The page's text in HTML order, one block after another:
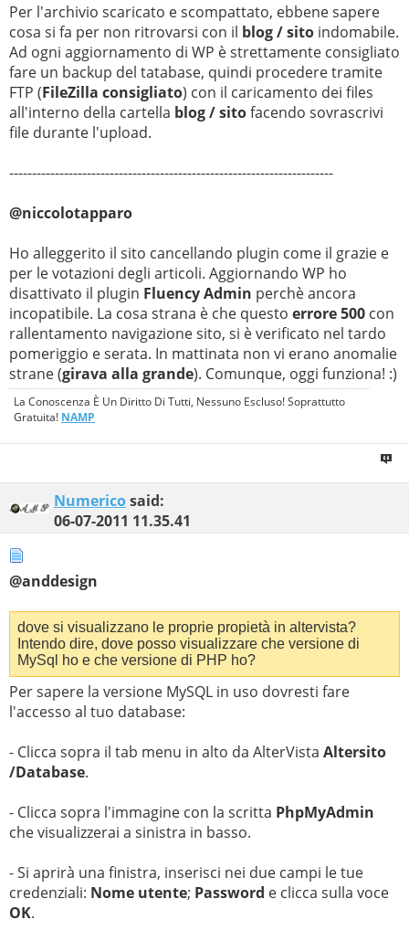
Per l'archivio scaricato e scompattato, ebbene sapere
cosa si fa per non ritrovarsi con il blog / sito indomabile.
Ad ogni aggiornamento di WP è strettamente consigliato
fare un backup del tatabase, quindi procedere tramite
FTP (FileZilla consigliato) con il caricamento dei files
all'interno della cartella blog / sitofacendo sovrascrivi
file durante l'upload.
-----------------------------------------------------------------------
@niccolotapparo
Ho alleggerito il sito cancellando plugin come il grazie e
per le votazioni degli articoli. Aggiornando WP ho
disattivato il plugin Fluency Admin perchè ancora
incopatibile. La cosa strana è che questo errore 500 con
rallentamento navigazione sito, si è verificato nel tardo
pomeriggio e serata. In mattinata non vi erano anomalie
strane (girava alla grande). Comunque, oggi funziona! :)
La Conoscenza È Un Diritto Di Tutti, Nessuno Escluso! Soprattutto
Gratuita! NAMP
Numericosaid:
06-07-2011 11.35.41
@anddesign
dove si visualizzano le proprie propietà in altervista?
Intendo dire, dove posso visualizzare che versione di
MySql ho e che versione di PHP ho?
Per sapere la versione MySQL in uso dovresti fare
l'accesso al tuo database:
- Clicca sopra il tab menu in alto da AlterVista Altersito
/Database.
- Clicca sopra l'immagine con la scritta PhpMyAdmin
che visualizzerai a sinistra in basso.
- Si aprirà una finistra, inserisci nei due campi le tue
credenziali: Nome utente; Password e clicca sulla voce
OK.